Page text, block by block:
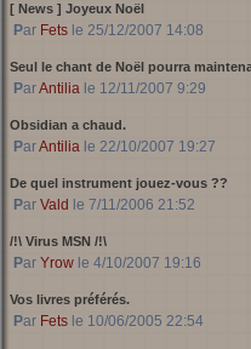
[ News ] Joyeux Noël
Par Fetsle 25/12/2007 14:08
Seul le chant de Noël pourra
ParAntiliale 12/11/2007 9:29
Obsidian a chaud.
ParAntiliale 22/10/2007 19:27
De quel instrument jouez-vous ??
Par Vald le 7/11/2006 21:52
/!\ Virus MSN /!\
Par Yrowle 4/10/2007 19:16
Vos livres préférés.
Par Fetsle 10/06/2005 22:54